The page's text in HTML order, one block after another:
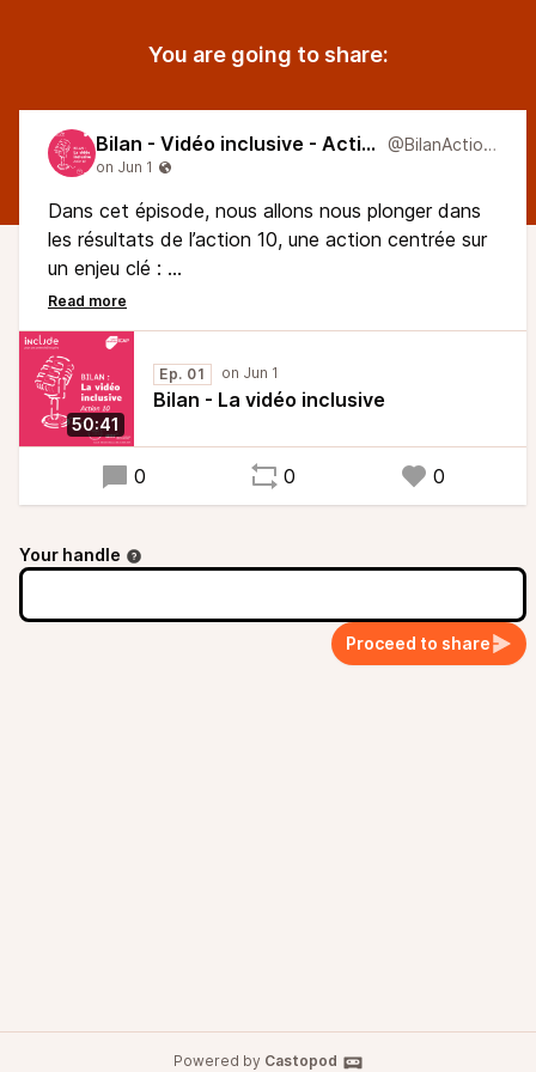
You are going to share:
Bilan - Vidéo inclusive - Action 10 @BilanAction10
Dans cet épisode, nous allons nous plonger dans
les résultats de l’action 10, une action centrée sur
un enjeu clé :
Promouvoir la vidéo la vidéo comme outil
pédagogique inclusif.
Avec Gilles, Solaine et Juan, nous allons voir
comment cette action a permis d’améliorer les
pratiques, de mieux comprendre les besoins des
étudiants et de proposer des solutions et des
outils concrets aux enseignants pour rendre les
50:41
Ep. 01
Bilan - La vidéo inclusive
0 0 0
Your handle
Proceed to share
Powered by Castopod